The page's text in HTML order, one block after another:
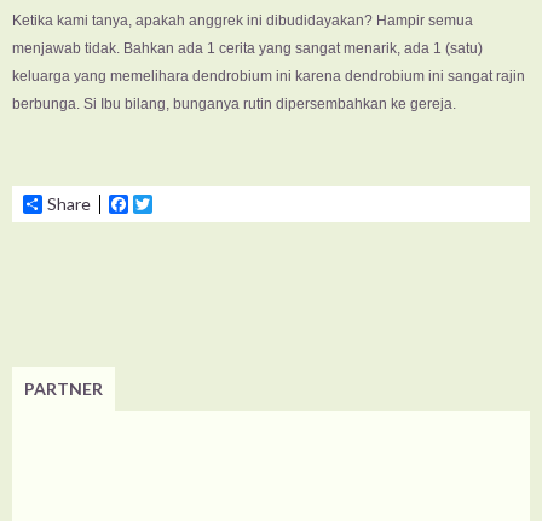
Ketika kami tanya, apakah anggrek ini dibudidayakan? Hampir semua
menjawab tidak. Bahkan ada 1 cerita yang sangat menarik, ada 1 (satu)
keluarga yang memelihara dendrobium ini karena dendrobium ini sangat rajin
berbunga. Si Ibu bilang, bunganya rutin dipersembahkan ke gereja.
Share Facebook
PARTNER